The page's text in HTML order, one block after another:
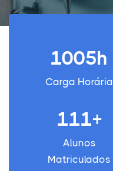
1005h
Carga Horária
111+
Alunos
Matriculados